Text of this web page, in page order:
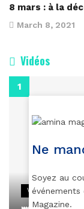
8 mars : à la
March 8, 2021
Vidéos
VIDEOS
Ne
Soyez au
événements
Magazine.